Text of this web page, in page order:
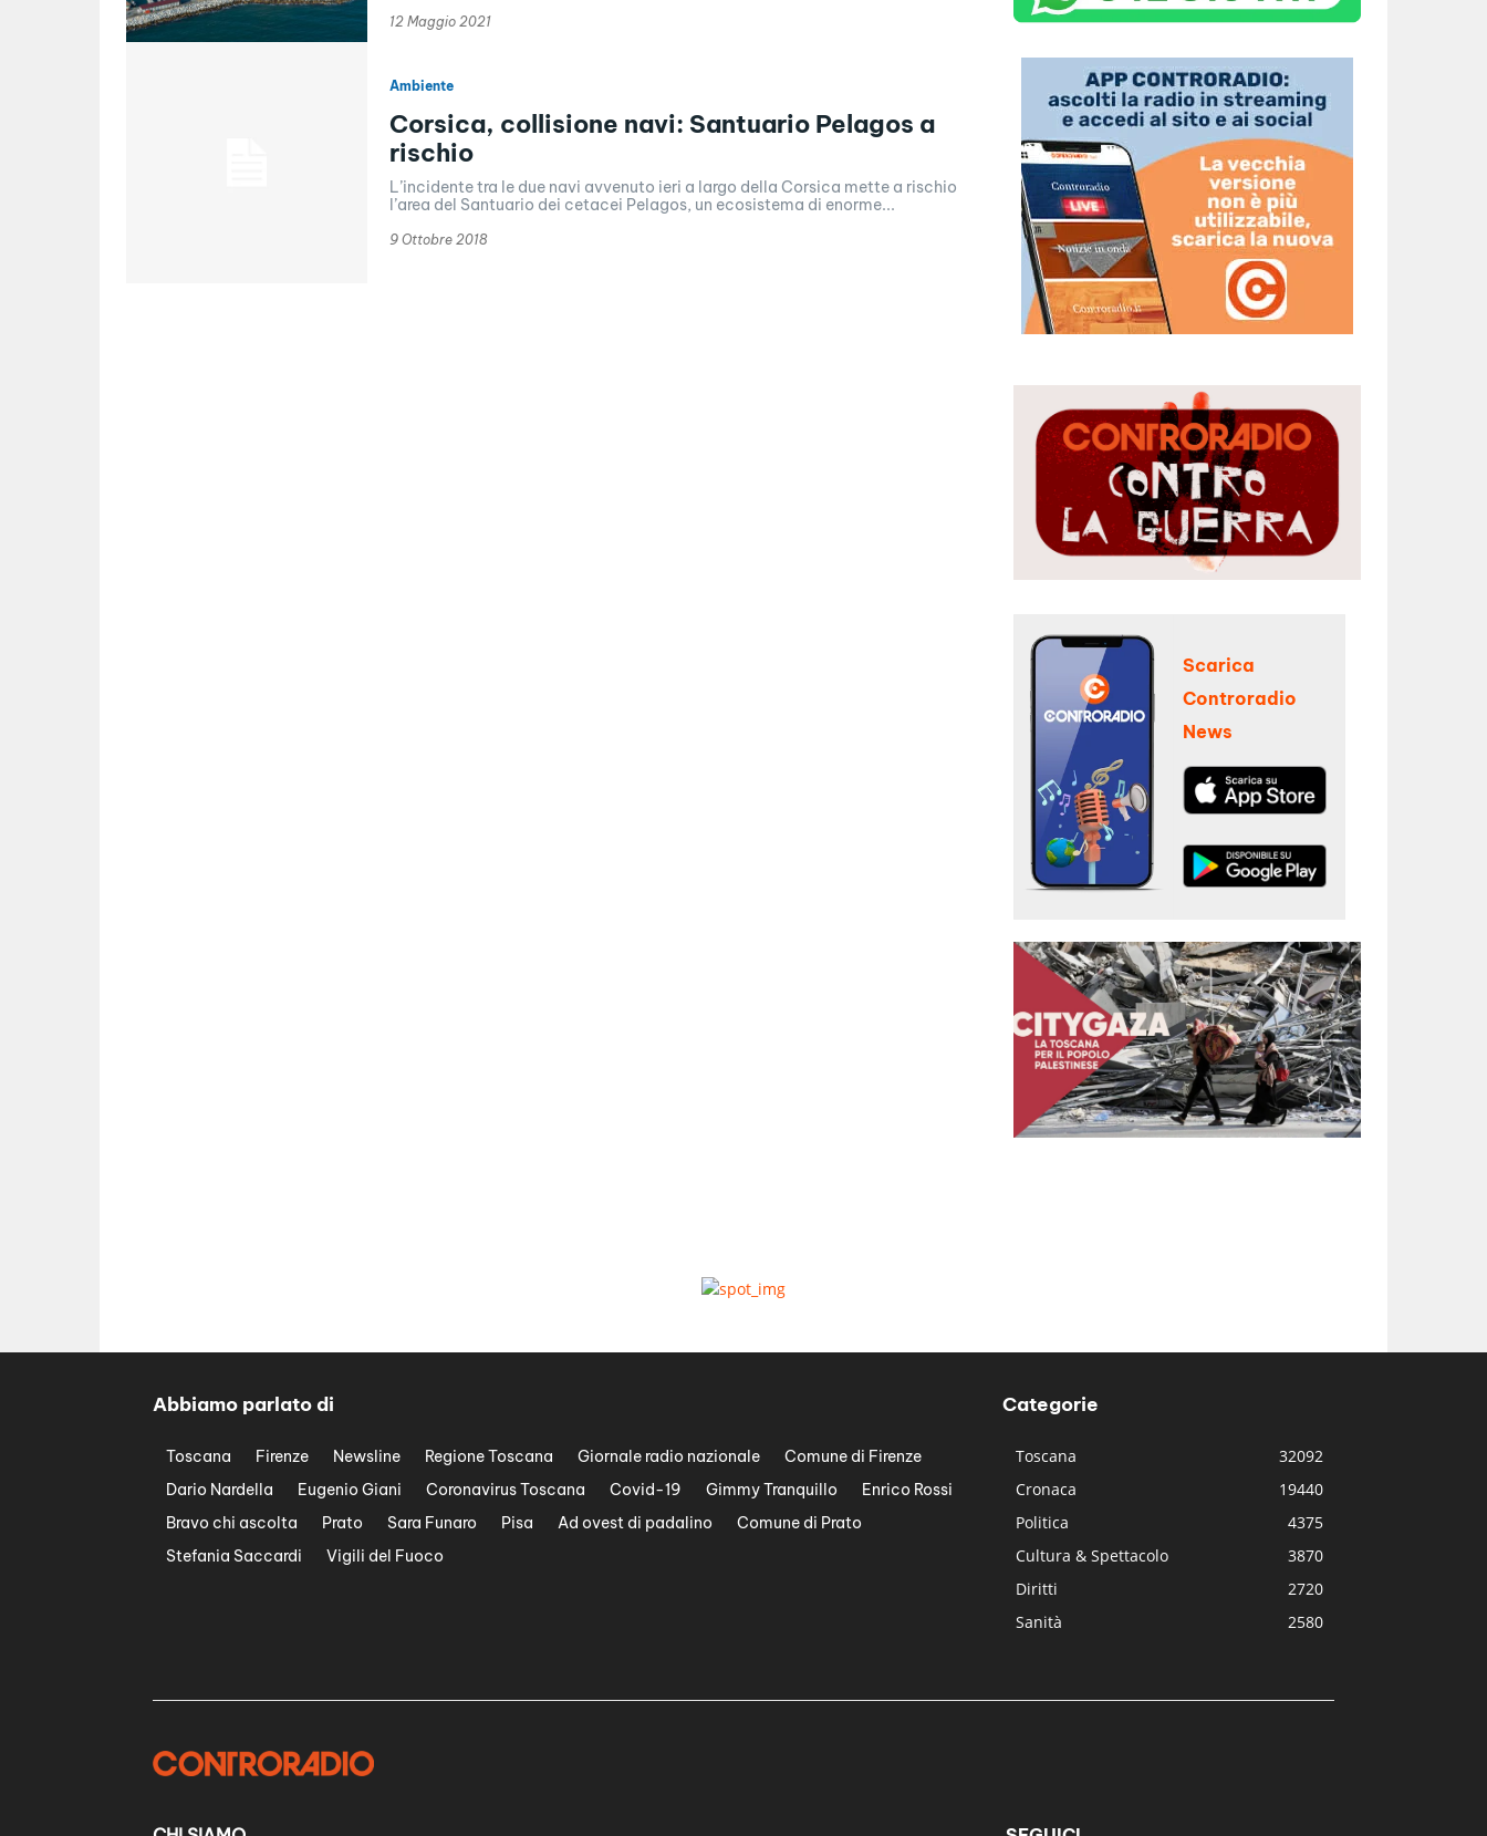
12 Maggio 2021
Ambiente
Corsica, collisione navi: Santuario Pelagos a
rischio
L’incidente tra le due navi avvenuto ieri a largo della Corsica mette a rischio
l’area del Santuario dei cetacei Pelagos, un ecosistema di enorme...
9 Ottobre 2018
Scarica
Controradio
News
Abbiamo parlato di
Toscana Firenze Newsline Regione Toscana Giornale radio nazionale
Comune di Firenze
Dario Nardella
Eugenio Giani Coronavirus Toscana Covid-19 Gimmy Tranquillo
Enrico Rossi
Bravo chi ascolta
Prato Sara Funaro Pisa Ad ovest di padalino
Comune di Prato
Stefania Saccardi
Vigili del Fuoco
Categorie
Toscana
32092
Cronaca
19440
Politica
4375
Cultura & Spettacolo
3870
Diritti
2720
Sanità
2580